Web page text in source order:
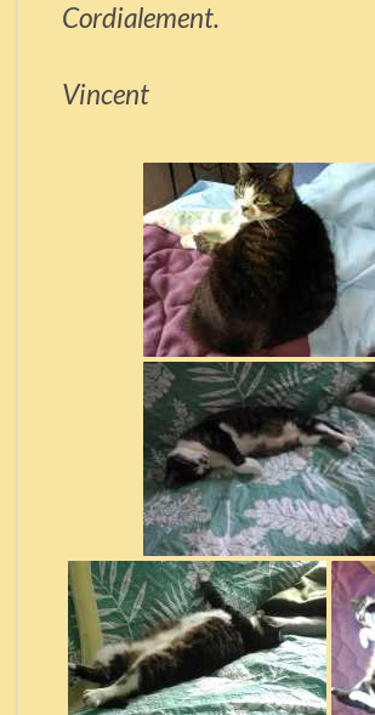
Cordialement.
Vincent